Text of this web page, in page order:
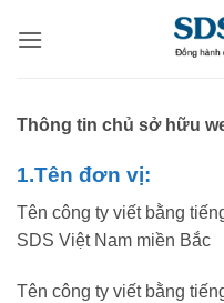
qua
Thông tin chủ sở hữu
1.Tên đơn vị:
Tên công ty viết bằng
SDS Việt Nam miền Bắc
Tên công ty viết bằng